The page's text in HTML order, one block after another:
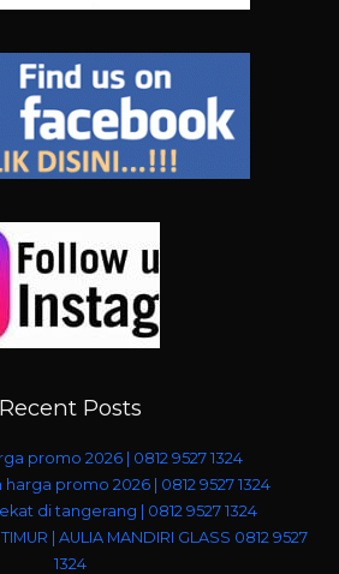
Recent Posts
promo 2026 | 0812 9527 1324
promo 2026 | 0812 9527 1324
di tangerang | 0812 9527 1324
| AULIA MANDIRI GLASS 0812 9527
1324